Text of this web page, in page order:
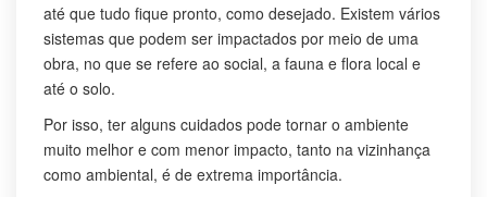
até que tudo fique pronto, como desejado. Existem vários
sistemas que podem ser impactados por meio de uma
obra, no que se refere ao social, a fauna e flora local e
até o solo.
Por isso, ter alguns cuidados pode tornar o ambiente
muito melhor e com menor impacto, tanto na vizinhança
como ambiental, é de extrema importância.